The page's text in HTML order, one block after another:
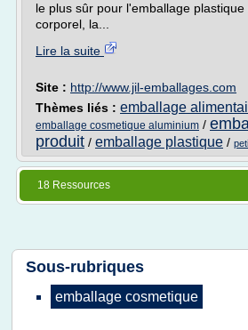
le plus sûr pour l'emballage
corporel, la...
Lire la suite
Site : http://www.jil-emballages.com
Thèmes liés : emballage
emballage cosmetique aluminium /
produit / emballage plastique /
18 Ressources
Sous-rubriques
emballage cosmetique